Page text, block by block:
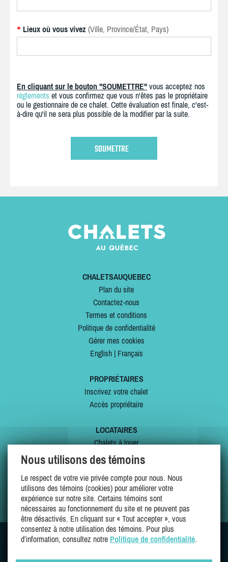
* Lieux où vous vivez (Ville, Province/État, Pays)
En cliquant sur le bouton "SOUMETTRE" vous acceptez nos
règlements et vous confirmez que vous n'êtes pas le propriétaire
ou le gestionnaire de ce chalet. Cette évaluation est finale, c'est-
à-dire qu'il ne sera plus possible de la modifier par la suite.
CHALETSAUQUEBEC
Plan du site
Contactez-nous
Termes et conditions
Politique de confidentialité
Gérer mes cookies
English| Français
PROPRIÉTAIRES
Inscrivez votre chalet
Accès propriétaire
LOCATAIRES
Chalets à louer
Chalets à vendre
Offres spéciales
Mes favoris
SUIVEZ-NOUS SUR
Nous utilisons des témoins
Le respect de votre vie privée compte pour nous. Nous
utilisons des témoins (cookies) pour améliorer votre
expérience sur notre site. Certains témoins sont
nécessaires au fonctionnement du site et ne peuvent pas
être désactivés. En cliquant sur « Tout accepter », vous
consentez à notre utilisation des témoins. Pour plus
d’information, consultez notre Politique de confidentialité.